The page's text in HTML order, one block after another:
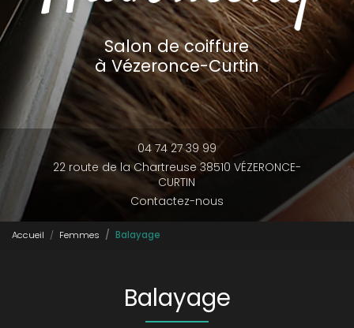
Salon de coiffure
à Vézeronce-Curtin
04 74 27 39 99
22 route de la Chartreuse 38510 VÉZERONCE-
CURTIN
Contactez-nous
Accueil Femmes Balayage
Balayage